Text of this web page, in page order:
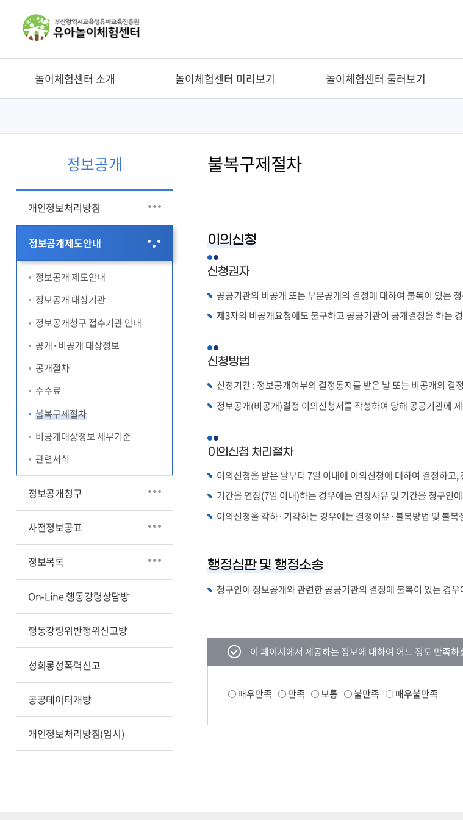
놀이체험센터 소개 놀이체험센터 미리보기 놀이체험센터 둘러보기
정보공개
개인정보처리방침
정보공개제도안내
정보공개 제도안내
정보공개 대상기관
정보공개청구 접수기관 안내
공개·비공개 대상정보
공개절차
수수료
불복구제절차
비공개대상정보 세부기준
관련서식
정보공개청구
사전정보공표
정보목록
On-Line 행동강령상담방
행동강령위반행위신고방
성희롱성폭력신고
공공데이터개방
개인정보처리방침(임시)
불복구제절차
이의신청
신청권자
공공기관의 비공개 또는 부분공개의 결정에 대하여 불복이 있는
제3자의 비공개요청에도 불구하고 공공기관이 공개결정을 하는
신청방법
신청기간 : 정보공개여부의 결정통지를 받은 날 또는 비공개의
정보공개(비공개)결정 이의신청서를 작성하여 당해 공공기관에
이의신청 처리절차
이의신청을 받은 날부터 7일 이내에 이의신청에 대하여 결정하고,
기간을 연장(7일 이내)하는 경우에는 연장사유 및 기간을 청구인
이의신청을 각하·기각하는 경우에는 결정이유·불복방법 및 불복
행정심판 및 행정소송
청구인이 정보공개와 관련한 공공기관의 결정에 불복이 있는 경
콘텐츠
만족도
조사
이 페이지에서 제공하는 정보에 대하여 어느 정도 만족하
만족도
조사매우만족 만족 보통 불만족 매우불만족